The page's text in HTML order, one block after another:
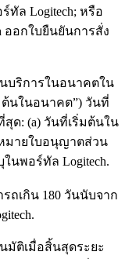
ทัล Logitech; หรือ
ออกใบยืนยันการสั่ง
บริการในอนาคตใน
ต้นในอนาคต”) วันที่
ด: (a) วันที่เริ่มต้นใน
มายใบอนุญาตส่วน
นพอร์ทัล Logitech.
ถเกิน 180 วันนับจาก
มัติเมื่อสิ้นสุดระยะ